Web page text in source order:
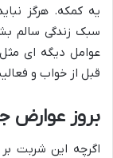
یه کمکه. هرگز
سبک زندگی سالم
عوامل دیگه ای
قبل از خواب و
بروز عوارض
اگرچه این شربت